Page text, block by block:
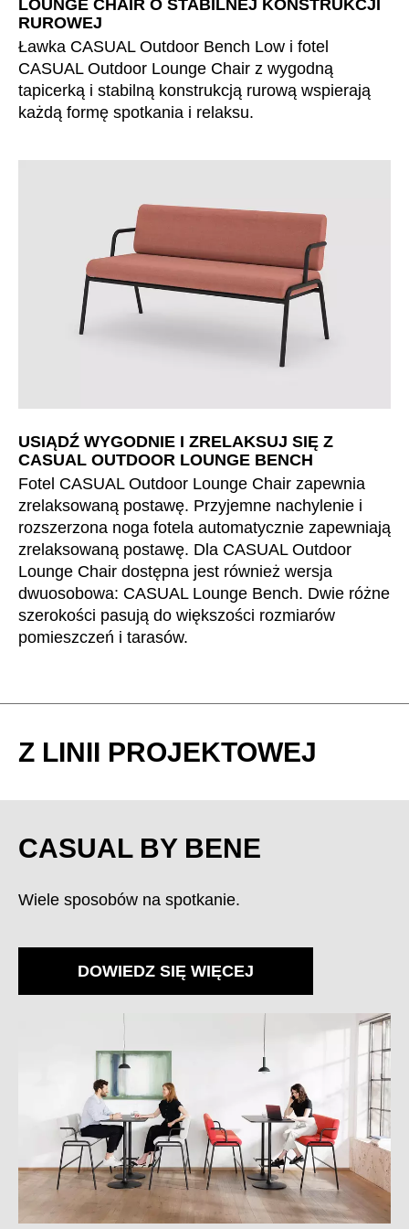
Mauretania(MR)
Niemcy
Nigeria(NG)
Norwegia(NO)
Nowa Zelandia(NZ)
Republika Czeska
Republika Południowej Afryki
Reszta świata
Rosja(RU)
Rumunia
Singapur(SG)
Szwajcaria(CH)
Szwecja(SE)
Słowacja(SK)
Słowenia(SI)
Tajlandia (TH)
Tajwan(TW)
Tanzania(TZ)
Tunezja (TN)
Ukraina(UA)
Wybrzeże Kości Słoniowej
Włochy (IT)
Łotwa
LOUNGE CHAIR O STABILNEJ KONSTRUKCJI
RUROWEJ
Ławka CASUAL Outdoor Bench Low i fotel
CASUAL Outdoor Lounge Chair z wygodną
tapicerką i stabilną konstrukcją rurową wspierają
każdą formę spotkania i relaksu.
USIĄDŹ WYGODNIE I ZRELAKSUJ SIĘ Z
CASUAL OUTDOOR LOUNGE BENCH
Fotel CASUAL Outdoor Lounge Chair zapewnia
zrelaksowaną postawę. Przyjemne nachylenie i
rozszerzona noga fotela automatycznie zapewniają
zrelaksowaną postawę. Dla CASUAL Outdoor
Lounge Chair dostępna jest również wersja
dwuosobowa: CASUAL Lounge Bench. Dwie różne
szerokości pasują do większości rozmiarów
pomieszczeń i tarasów.
Z LINII PROJEKTOWEJ
CASUAL BY BENE
Wiele sposobów na spotkanie.
DOWIEDZ SIĘ WIĘCEJ